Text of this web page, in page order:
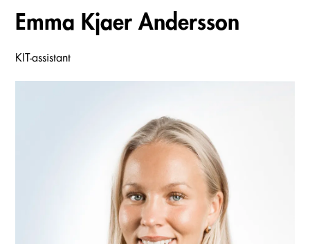
Emma Kjaer Andersson
KIT-assistant